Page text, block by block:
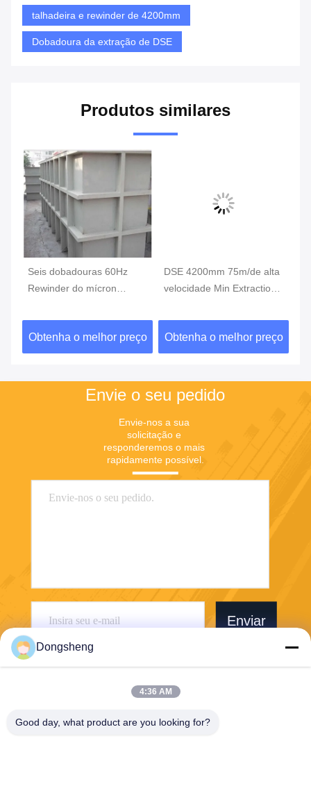
talhadeira e rewinder de 4200mm
Dobadoura da extração de DSE
Produtos similares
Seis dobadouras 60Hz
Rewinder do mícron
Obtenha o melhor preço
DSE 4200mm 75m/de alta
velocidade Min Extraction
Obtenha o melhor preço
Envie o seu pedido
Envie-nos a sua
solicitação e
responderemos o mais
rapidamente possível.
Enviar
Hefei Dongsheng Machinery Technology
Dongsheng
4:36 AM
Good day, what product are you looking for?